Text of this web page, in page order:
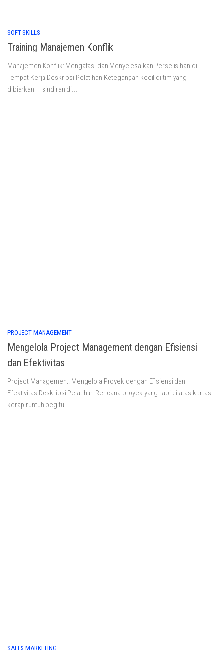
SOFT SKILLS
Training Manajemen Konflik
Manajemen Konflik: Mengatasi dan Menyelesaikan Perselisihan di
Tempat Kerja Deskripsi Pelatihan Ketegangan kecil di tim yang
dibiarkan — sindiran di...
PROJECT MANAGEMENT
Mengelola Project Management dengan Efisiensi
dan Efektivitas
Project Management: Mengelola Proyek dengan Efisiensi dan
Efektivitas Deskripsi Pelatihan Rencana proyek yang rapi di atas kertas
kerap runtuh begitu...
SALES MARKETING